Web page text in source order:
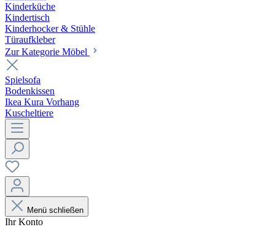
Kinderküche
Kindertisch
Kinderhocker & Stühle
Türaufkleber
Zur Kategorie Möbel
Spielsofa
Bodenkissen
Ikea Kura Vorhang
Kuscheltiere
Menü schließen
Ihr Konto